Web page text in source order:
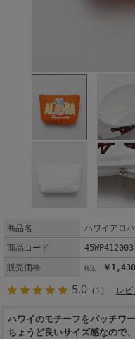
商品名
ハワイアロ
商品コード
45WP412003
販売価格
￥1,430
5.0 （1） レ
ハワイのモチーフをパッチワ
ちょうど良いサイズ感なので